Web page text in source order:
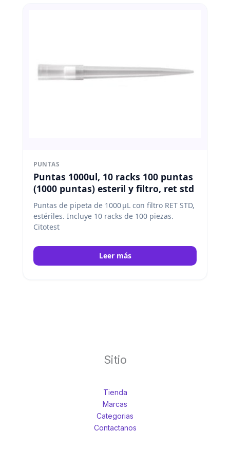
PUNTAS
Puntas 1000ul, 10 racks 100 puntas
(1000 puntas) esteril y filtro, ret std
Puntas de pipeta de 1000 μL con filtro RET STD,
estériles. Incluye 10 racks de 100 piezas.
Citotest
Leer más
Sitio
Tienda
Marcas
Categorias
Contactanos